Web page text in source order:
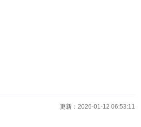
更新：2026-01-12 06:53:11